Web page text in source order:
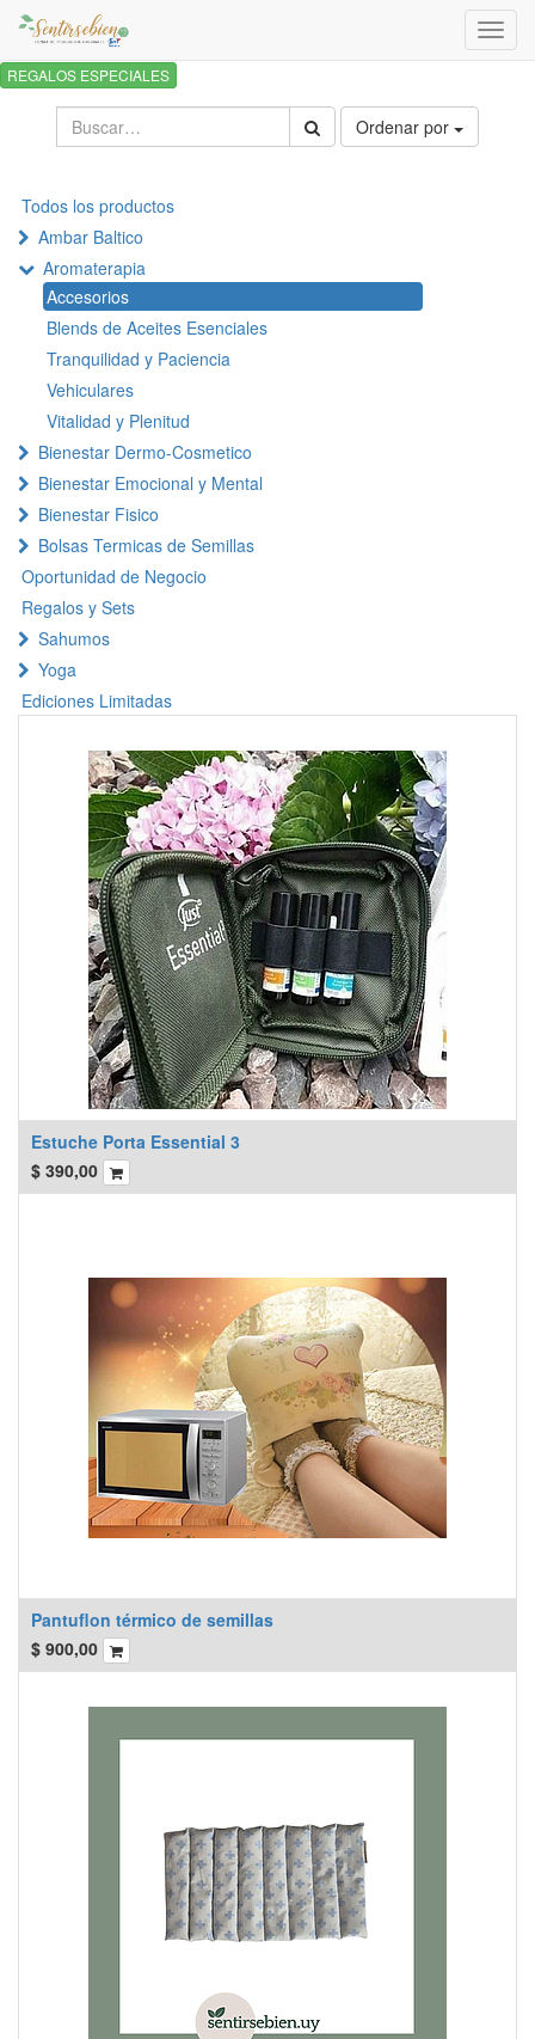
REGALOS ESPECIALES
Ordenar por
Todos los productos
Ambar Baltico
Aromaterapia
Accesorios
Blends de Aceites Esenciales
Tranquilidad y Paciencia
Vehiculares
Vitalidad y Plenitud
Bienestar Dermo-Cosmetico
Bienestar Emocional y Mental
Bienestar Fisico
Bolsas Termicas de Semillas
Oportunidad de Negocio
Regalos y Sets
Sahumos
Yoga
Ediciones Limitadas
Estuche Porta Essential 3
$ 390,00
Pantuflon térmico de semillas
$ 900,00